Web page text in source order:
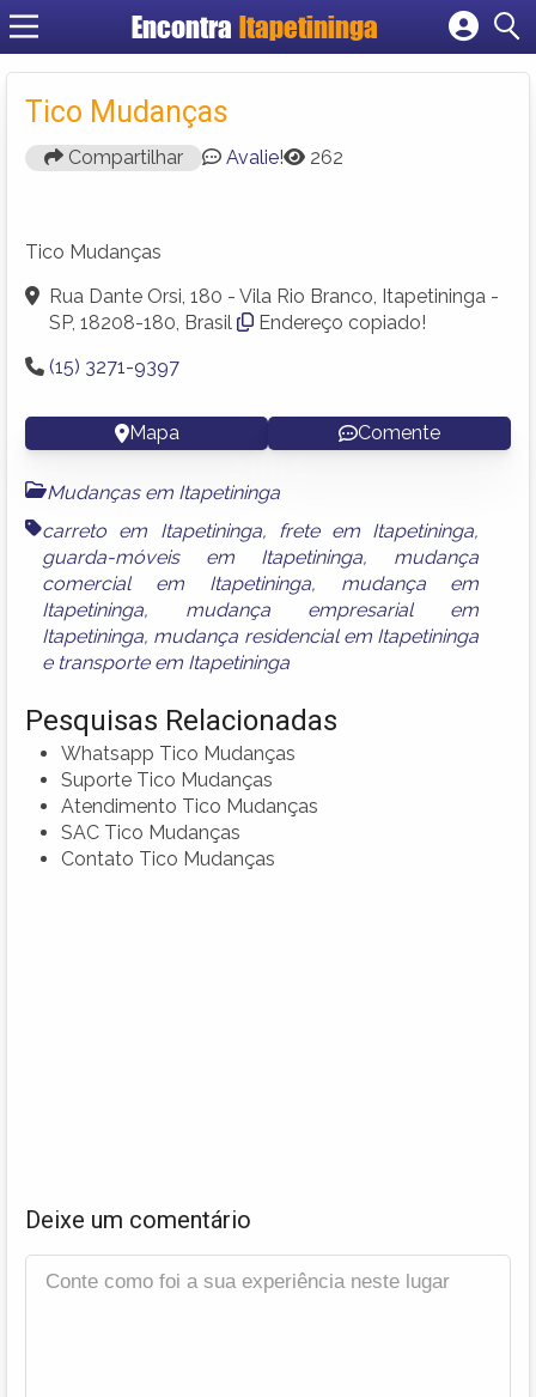
Encontra Itapetininga
Cadastrar empresa
Tico Mudanças
Compartilhar Avalie! 262
Tico Mudanças
Rua Dante Orsi, 180 - Vila Rio Branco, Itapetininga -
SP, 18208-180, Brasil
Endereço copiado!
(15) 3271-9397
Mapa Comente
Mudanças em Itapetininga
carreto em Itapetininga, frete em Itapetininga,
guarda-móveis em Itapetininga, mudança
comercial em Itapetininga, mudança em
Itapetininga, mudança empresarial em
Itapetininga, mudança residencial em Itapetininga
e transporte em Itapetininga
Pesquisas Relacionadas
Whatsapp Tico Mudanças
Suporte Tico Mudanças
Atendimento Tico Mudanças
SAC Tico Mudanças
Contato Tico Mudanças
Deixe um comentário